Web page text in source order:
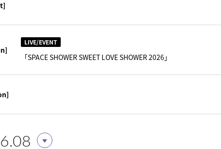
LIVE/EVENT
「SPACE SHOWER SWEET LOVE SHOWER 2026」